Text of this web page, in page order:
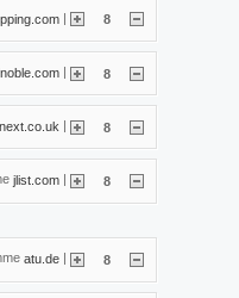
| 8
| 8
next.co.uk | 8
jlist.com 8
atu.de 8